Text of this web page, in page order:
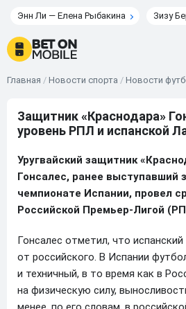
Энн Ли — Елена Рыбакина Зизу
Главная / Новости спорта / Новости
Защитник «Краснодара»
уровень РПЛ и испанской
Уругвайский защитник
Гонсалес, ранее выступавший
чемпионате Испании, провел
Российской Премьер-Лигой
Гонсалес отметил, что
от российского. В Испании
и техничный, в то время как в
на физическую силу,